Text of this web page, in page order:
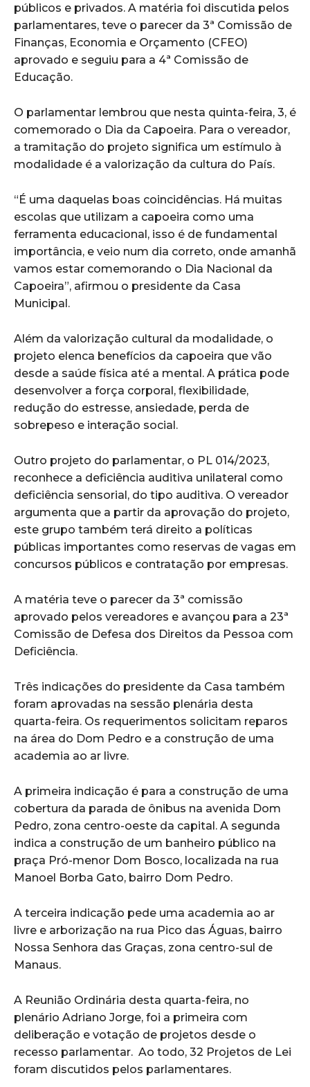
públicos e privados. A matéria foi discutida pelos
parlamentares, teve o parecer da 3ª Comissão de
Finanças, Economia e Orçamento (CFEO)
aprovado e seguiu para a 4ª Comissão de
Educação.
O parlamentar lembrou que nesta quinta-feira, 3, é
comemorado o Dia da Capoeira. Para o vereador,
a tramitação do projeto significa um estímulo à
modalidade é a valorização da cultura do País.
“É uma daquelas boas coincidências. Há muitas
escolas que utilizam a capoeira como uma
ferramenta educacional, isso é de fundamental
importância, e veio num dia correto, onde amanhã
vamos estar comemorando o Dia Nacional da
Capoeira”, afirmou o presidente da Casa
Municipal.
Além da valorização cultural da modalidade, o
projeto elenca benefícios da capoeira que vão
desde a saúde física até a mental. A prática pode
desenvolver a força corporal, flexibilidade,
redução do estresse, ansiedade, perda de
sobrepeso e interação social.
Outro projeto do parlamentar, o PL 014/2023,
reconhece a deficiência auditiva unilateral como
deficiência sensorial, do tipo auditiva. O vereador
argumenta que a partir da aprovação do projeto,
este grupo também terá direito a políticas
públicas importantes como reservas de vagas em
concursos públicos e contratação por empresas.
A matéria teve o parecer da 3ª comissão
aprovado pelos vereadores e avançou para a 23ª
Comissão de Defesa dos Direitos da Pessoa com
Deficiência.
Três indicações do presidente da Casa também
foram aprovadas na sessão plenária desta
quarta-feira. Os requerimentos solicitam reparos
na área do Dom Pedro e a construção de uma
academia ao ar livre.
A primeira indicação é para a construção de uma
cobertura da parada de ônibus na avenida Dom
Pedro, zona centro-oeste da capital. A segunda
indica a construção de um banheiro público na
praça Pró-menor Dom Bosco, localizada na rua
Manoel Borba Gato, bairro Dom Pedro.
A terceira indicação pede uma academia ao ar
livre e arborização na rua Pico das Águas, bairro
Nossa Senhora das Graças, zona centro-sul de
Manaus.
A Reunião Ordinária desta quarta-feira, no
plenário Adriano Jorge, foi a primeira com
deliberação e votação de projetos desde o
recesso parlamentar. Ao todo, 32 Projetos de Lei
foram discutidos pelos parlamentares.